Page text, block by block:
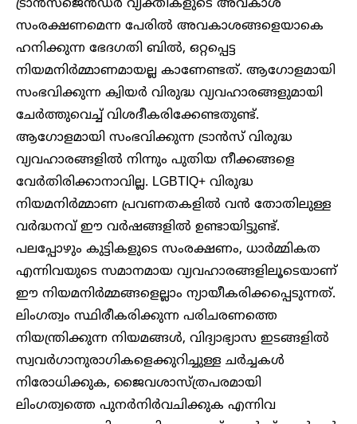
ട്രാൻസ്‌ജെൻഡർ വ്യക്തികളുടെ അവകാശ
സംരക്ഷണമെന്ന പേരിൽ അവകാശങ്ങളെയാകെ
ഹനിക്കുന്ന ഭേദഗതി ബിൽ, ഒറ്റപ്പെട്ട
നിയമനിർമ്മാണമായല്ല കാണേണ്ടത്. ആഗോളമായി
സംഭവിക്കുന്ന ക്വിയർ വിരുദ്ധ വ്യവഹാരങ്ങളുമായി
ചേർത്തുവെച്ച് വിശദീകരിക്കേണ്ടതുണ്ട്.
ആഗോളമായി സംഭവിക്കുന്ന ട്രാൻസ് വിരുദ്ധ
വ്യവഹാരങ്ങളിൽ നിന്നും പുതിയ നീക്കങ്ങളെ
വേർതിരിക്കാനാവില്ല. LGBTIQ+ വിരുദ്ധ
നിയമനിർമ്മാണ പ്രവണതകളിൽ വൻ തോതിലുള്ള
വർദ്ധനവ് ഈ വർഷങ്ങളിൽ ഉണ്ടായിട്ടുണ്ട്.
പലപ്പോഴും കുട്ടികളുടെ സംരക്ഷണം, ധാർമ്മികത
എന്നിവയുടെ സമാനമായ വ്യവഹാരങ്ങളിലൂടെയാണ്
ഈ നിയമനിർമ്മങ്ങളെല്ലാം ന്യായീകരിക്കപ്പെടുന്നത്.
ലിംഗത്വം സ്ഥിരീകരിക്കുന്ന പരിചരണത്തെ
നിയന്ത്രിക്കുന്ന നിയമങ്ങൾ, വിദ്യാഭ്യാസ ഇടങ്ങളിൽ
സ്വവർഗാനുരാഗികളെക്കുറിച്ചുള്ള ചർച്ചകൾ
നിരോധിക്കുക, ജൈവശാസ്ത്രപരമായി
ലിംഗത്വത്തെ പുനർനിർവചിക്കുക എന്നിവ